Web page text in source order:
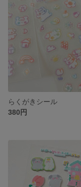
らくがきシール
380円